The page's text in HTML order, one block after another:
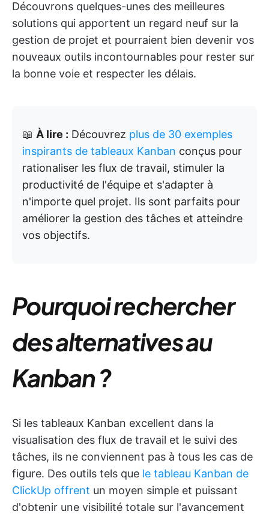
Découvrons quelques-unes des meilleures
solutions qui apportent un regard neuf sur la
gestion de projet et pourraient bien devenir vos
nouveaux outils incontournables pour rester sur
la bonne voie et respecter les délais.
📖 À lire : Découvrez plus de 30 exemples
inspirants de tableaux Kanban conçus pour
rationaliser les flux de travail, stimuler la
productivité de l'équipe et s'adapter à
n'importe quel projet. Ils sont parfaits pour
améliorer la gestion des tâches et atteindre
vos objectifs.
Pourquoi rechercher
des alternatives au
Kanban ?
Si les tableaux Kanban excellent dans la
visualisation des flux de travail et le suivi des
tâches, ils ne conviennent pas à tous les cas de
figure. Des outils tels que le tableau Kanban de
ClickUp offrent un moyen simple et puissant
d'obtenir une visibilité totale sur l'avancement